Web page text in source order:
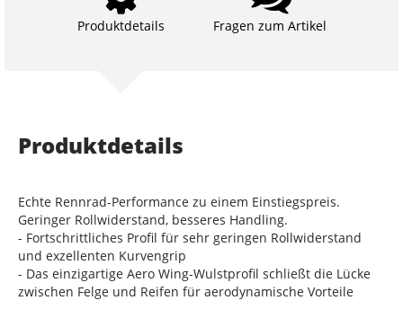
Produktdetails Fragen zum Artikel
Produktdetails
Echte Rennrad-Performance zu einem Einstiegspreis.
Geringer Rollwiderstand, besseres Handling.
- Fortschrittliches Profil für sehr geringen Rollwiderstand
und exzellenten Kurvengrip
- Das einzigartige Aero Wing-Wulstprofil schließt die Lücke
zwischen Felge und Reifen für aerodynamische Vorteile